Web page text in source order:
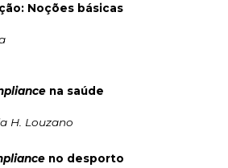
Noções básicas
na saúde
H. Louzano
no desporto